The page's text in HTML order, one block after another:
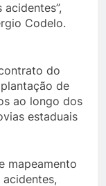
Codelo.
do
de
ao longo dos
estaduais
mapeamento